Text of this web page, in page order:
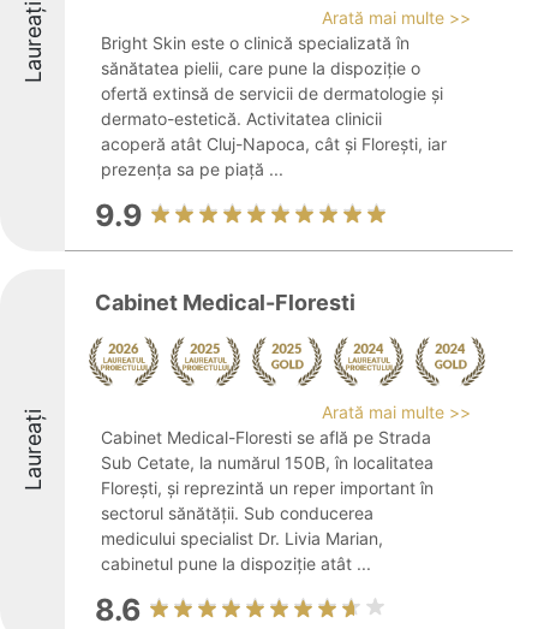
Laureați
Arată mai multe >>
Bright Skin este o clinică specializată în
sănătatea pielii, care pune la dispoziție o
ofertă extinsă de servicii de dermatologie și
dermato-estetică. Activitatea clinicii
acoperă atât Cluj-Napoca, cât și Florești, iar
prezența sa pe piață ...
9.9
Laureați
Cabinet Medical-Floresti
Arată mai multe >>
Cabinet Medical-Floresti se află pe Strada
Sub Cetate, la numărul 150B, în localitatea
Florești, și reprezintă un reper important în
sectorul sănătății. Sub conducerea
medicului specialist Dr. Livia Marian,
cabinetul pune la dispoziție atât ...
8.6